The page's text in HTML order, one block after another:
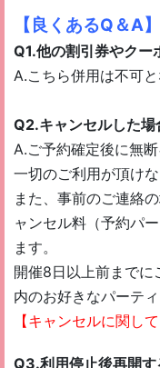
【良くあるQ＆A】
Q1.他の割引券やクー
A.こちら併用は不可と
Q2.キャンセルした場
A.ご予約確定後に無
一切のご利用が頂けな
また、事前のご連絡
ャンセル料（予約パ
ます。
開催8日以上前までに
内のお好きなパーテ
【キャンセルに関して
Q3.利用停止後再開す